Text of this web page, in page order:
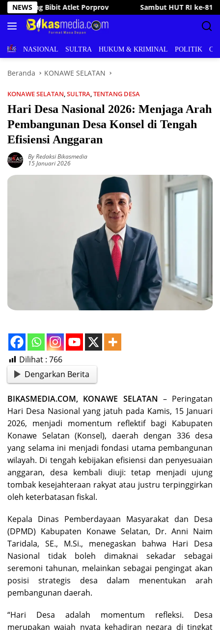
Langsung
ke
konten
NEWS
HUT RI ke-81, Bupati Irham Kalenggo Buka Porseni
BERITANASIONAL SULTRA HUKUM & KRIMINAL POLITIK
Beranda KONAWE SELATAN
KONAWE SELATAN,SULTRA,TENTANG DESA
Hari Desa Nasional 2026: Menjaga Arah
Pembangunan Desa Konsel di Tengah
Efisiensi Anggaran
By Redaksi Bikasmedia
15 Januari 2026
Dilihat : 766
Dengarkan Berita
BIKASMEDIA.COM, KONAWE SELATAN – Peringatan
Hari Desa Nasional yang jatuh pada Kamis, 15 Januari
2026, menjadi momentum reflektif bagi Kabupaten
Konawe Selatan (Konsel), daerah dengan 336 desa
yang selama ini menjadi fondasi utama pembangunan
wilayah. Di tengah kebijakan efisiensi dan penyesuaian
anggaran, desa kembali diuji: tetap menjadi ujung
tombak kesejahteraan rakyat atau justru terpinggirkan
oleh keterbatasan fiskal.
Kepala Dinas Pemberdayaan Masyarakat dan Desa
(DPMD) Kabupaten Konawe Selatan, Dr. Anni Naim
Taridala, SE., M.Si., menegaskan bahwa Hari Desa
Nasional tidak boleh dimaknai sekadar sebagai
seremoni tahunan, melainkan sebagai pengingat akan
posisi strategis desa dalam menentukan arah
pembangunan daerah.
“Hari Desa adalah momentum refleksi. Desa
merupakan wajah nyata kehadiran negara di tingkat